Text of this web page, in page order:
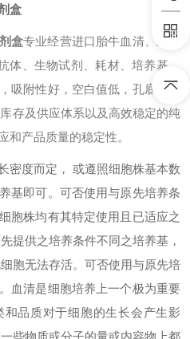
盒
盒专业经营进口胎牛血清、细胞
体、生物试剂、耗材、培养基、
吸附性好，空白值低，孔底透明
存及供应体系以及高效稳定的纯
和产品质量的稳定性。
密度而定， 或遵照细胞株基本数
基即可。 可否使用与原先培养条
胞株均有其特定使用且已适应之
提供之培养条件不同之培养基，
胞无法存活。 可否使用与原先培
血清是细胞培养上一个极为重要
品质对于细胞的生长会产生影
些物质或分子的量或内容物上都